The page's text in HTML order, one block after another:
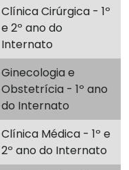
Clínica Cirúrgica - 1º
e 2º ano do
Internato
Ginecologia e
Obstetrícia - 1º ano
do Internato
Clínica Médica - 1º e
2º ano do Internato